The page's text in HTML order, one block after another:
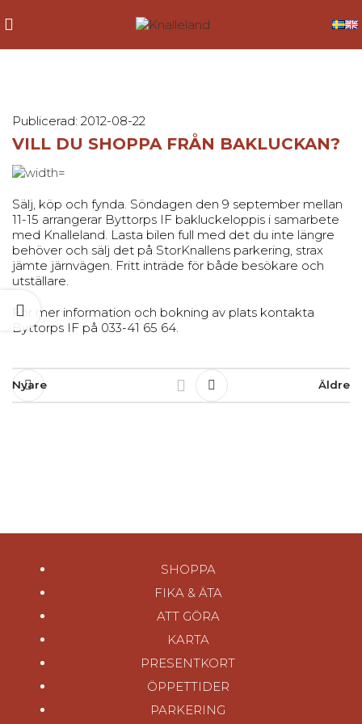
Publicerad: 2012-08-22
VILL DU SHOPPA FRÅN BAKLUCKAN?
Sälj, köp och fynda. Söndagen den 9 september mellan
11-15 arrangerar Byttorps IF bakluckeloppis i samarbete
med Knalleland. Lasta bilen full med det du inte längre
behöver och sälj det på StorKnallens parkering, strax
jämte järnvägen. Fritt inträde för både besökare och
utställare.
För mer information och bokning av plats kontakta
Byttorps IF på 033-41 65 64.
Nyare Äldre
SHOPPA
FIKA & ÄTA
ATT GÖRA
KARTA
PRESENTKORT
ÖPPETTIDER
PARKERING